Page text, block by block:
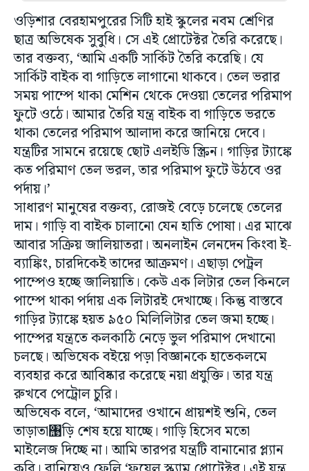
ওড়িশার বেরহামপুরের সিটি হাই স্কুলের নবম শ্রেণির
ছাত্র অভিষেক সুবুধি। সে এই প্রোটেক্টর তৈরি করেছে।
তার বক্তব্য, ‘আমি একটি সার্কিট তৈরি করেছি। যে
সার্কিট বাইক বা গাড়িতে লাগানো থাকবে। তেল ভরার
সময় পাম্পে থাকা মেশিন থেকে দেওয়া তেলের পরিমাপ
ফুটে ওঠে। আমার তৈরি যন্ত্র বাইক বা গাড়িতে ভরতে
থাকা তেলের পরিমাপ আলাদা করে জানিয়ে দেবে।
যন্ত্রটির সামনে রয়েছে ছোট এলইডি স্ক্রিন। গাড়ির ট্যাঙ্কে
কত পরিমাণ তেল ভরল, তার পরিমাপ ফুটে উঠবে ওর
পর্দায়।’
সাধারণ মানুষের বক্তব্য, রোজই বেড়ে চলেছে তেলের
দাম। গাড়ি বা বাইক চালানো যেন হাতি পোষা। এর মাঝে
আবার সক্রিয় জালিয়াতরা। অনলাইন লেনদেন কিংবা ই-
ব্যাঙ্কিং, চারদিকেই তাদের আক্রমণ। এছাড়া পেট্রল
পাম্পেও হচ্ছে জালিয়াতি। কেউ এক লিটার তেল কিনলে
পাম্পে থাকা পর্দায় এক লিটারই দেখাচ্ছে। কিন্তু বাস্তবে
গাড়ির ট্যাঙ্কে হয়ত ৯৫০ মিলিলিটার তেল জমা হচ্ছে।
পাম্পের যন্ত্রতে কলকাঠি নেড়ে ভুল পরিমাপ দেখানো
চলছে। অভিষেক বইয়ে পড়া বিজ্ঞানকে হাতেকলমে
ব্যবহার করে আবিষ্কার করেছে নয়া প্রযুক্তি। তার যন্ত্র
রুখবে পেট্রোল চুরি।
অভিষেক বলে, ‘আমাদের ওখানে প্রায়শই শুনি, তেল
তাড়াতা঩ড়ি শেষ হয়ে যাচ্ছে। গাড়ি হিসেব মতো
মাইলেজ দিচ্ছে না। আমি তারপর যন্ত্রটি বানানোর প্ল্যান